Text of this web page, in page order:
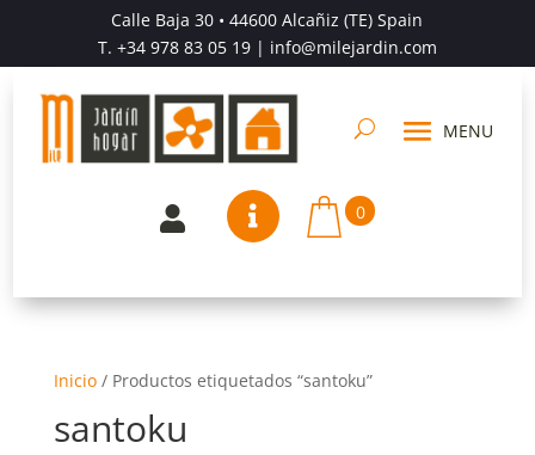
Calle Baja 30 • 44600 Alcañiz (TE) Spain
T. +34 978 83 05 19| info@milejardin.com
  0
Inicio/ Productos etiquetados “santoku”
santoku